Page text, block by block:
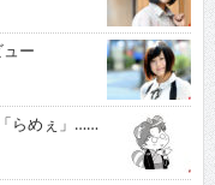
ー
らめぇ」……